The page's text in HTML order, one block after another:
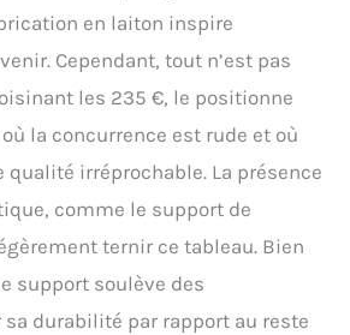
en laiton inspire
Cependant, tout n’est pas
les 235 €, le positionne
la concurrence est rude et où
qualité irréprochable. La présence
comme le support de
ternir ce tableau. Bien
support soulève des
durabilité par rapport au reste